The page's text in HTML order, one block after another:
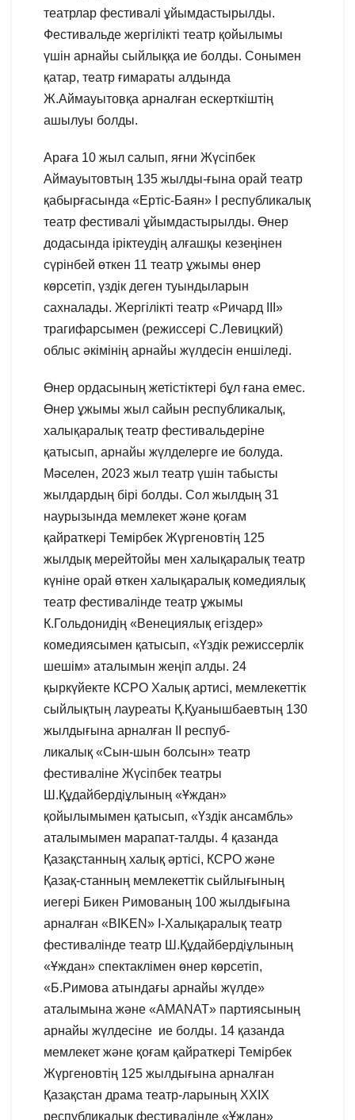
театрлар фестивалі ұйымдастырылды.
Фестивальде жергілікті театр қойылымы
үшін арнайы сыйлыққа ие болды. Сонымен
қатар, театр ғимараты алдында
Ж.Аймауытовқа арналған ескерткіштің
ашылуы болды.
Араға 10 жыл салып, яғни Жүсіпбек
Аймауытовтың 135 жылды-ғына орай театр
қабырғасында «Ертіс-Баян» І республикалық
театр фестивалі ұйымдастырылды. Өнер
додасында іріктеудің алғашқы кезеңінен
сүрінбей өткен 11 театр ұжымы өнер
көрсетіп, үздік деген туындыларын
сахналады. Жергілікті театр «Ричард ІІІ»
трагифарсымен (режиссері С.Левицкий)
облыс әкімінің арнайы жүлдесін еншіледі.
Өнер ордасының жетістіктері бұл ғана емес.
Өнер ұжымы жыл сайын республикалық,
халықаралық театр фестивальдеріне
қатысып, арнайы жүлделерге ие болуда.
Мәселен, 2023 жыл театр үшін табысты
жылдардың бірі болды. Сол жылдың 31
наурызында мемлекет және қоғам
қайраткері Темірбек Жүргеновтің 125
жылдық мерейтойы мен халықаралық театр
күніне орай өткен халықаралық комедиялық
театр фестивалінде театр ұжымы
К.Гольдонидің «Венециялық егіздер»
комедиясымен қатысып, «Үздік режиссерлік
шешім» аталымын жеңіп алды. 24
қыркүйекте КСРО Халық артисі, мемлекеттік
сыйлықтың лауреаты Қ.Қуанышбаевтың 130
жылдығына арналған ІI респуб-
ликалық «Сын-шын болсын» театр
фестиваліне Жүсіпбек театры
Ш.Құдайбердіұлының «Ұждан»
қойылымымен қатысып, «Үздік ансамбль»
аталымымен марапат-талды. 4 қазанда
Қазақстанның халық әртісі, КСРО және
Қазақ-станның мемлекеттік сыйлығының
иегері Бикен Римованың 100 жылдығына
арналған «BIKEN» I-Халықаралық театр
фестивалінде театр Ш.Құдайбердіұлының
«Ұждан» спектаклімен өнер көрсетіп,
«Б.Римова атындағы арнайы жүлде»
аталымына және «AMANAT» партиясының
арнайы жүлдесіне ие болды. 14 қазанда
мемлекет және қоғам қайраткерi Темiрбек
Жүргеновтiң 125 жылдығына арналған
Қазақстан драма театр-ларының XXIX
республикалық фестивалiнде «Ұждан»